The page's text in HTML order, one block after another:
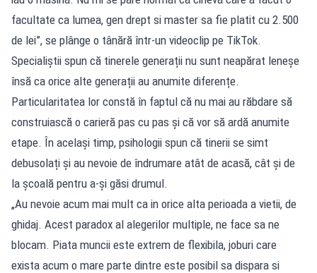
facultate ca lumea, gen drept si master sa fie platit cu 2.500
de lei”, se plânge o tânără într-un videoclip pe TikTok.
Specialiștii spun că tinerele generații nu sunt neapărat leneșe
însă ca orice alte generații au anumite diferențe.
Particularitatea lor constă în faptul că nu mai au răbdare să
construiască o carieră pas cu pas și că vor să ardă anumite
etape. În același timp, psihologii spun că tinerii se simt
debusolați și au nevoie de îndrumare atât de acasă, cât și de
la școală pentru a-și găsi drumul.
„Au nevoie acum mai mult ca in orice alta perioada a vietii, de
ghidaj. Acest paradox al alegerilor multiple, ne face sa ne
blocam. Piata muncii este extrem de flexibila, joburi care
exista acum o mare parte dintre este posibil sa dispara si